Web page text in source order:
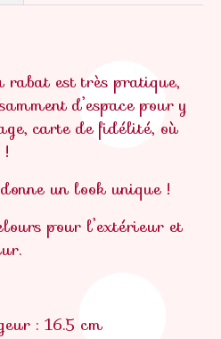
rabat est très pratique,
d’espace pour y
carte de fidélité, où
un look unique !
pour l’extérieur et
: 16.5 cm